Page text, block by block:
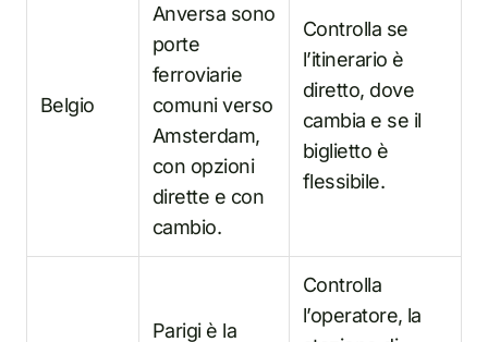
Belgio
Anversa sono
porte
ferroviarie
comuni verso
Amsterdam,
con opzioni
dirette e con
cambio.
Controlla se
l’itinerario è
diretto, dove
cambia e se il
biglietto è
flessibile.
Parigi è la
Controlla
l’operatore, la